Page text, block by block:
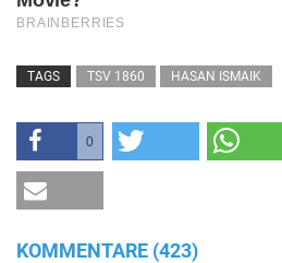
TAGS TSV 1860 HASAN ISMAIK
0
KOMMENTARE (423)